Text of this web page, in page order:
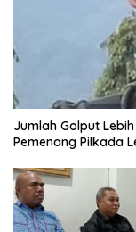
Jumlah Golput
Pemenang Pilkada